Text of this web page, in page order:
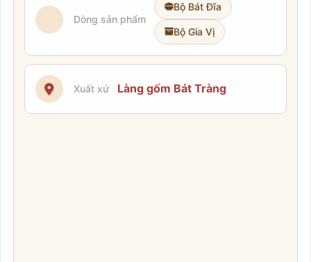
Dòng sản phẩm
Bộ Bát Đĩa
Bộ Gia Vị
Xuất xứ Làng gốm Bát Tràng